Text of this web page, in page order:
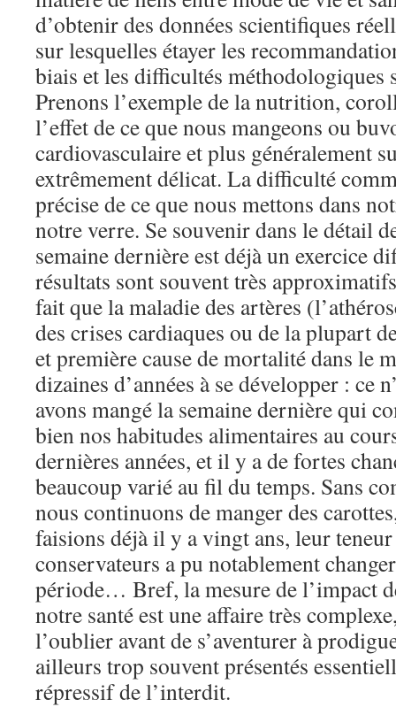
d’obtenir des données scientifiques
sur lesquelles étayer les
biais et les difficultés méthodologiques
Prenons l’exemple de la nutrition,
l’effet de ce que nous mangeons ou
cardiovasculaire et plus généralement
extrêmement délicat. La difficulté
précise de ce que nous mettons dans
notre verre. Se souvenir dans le détail
semaine dernière est déjà un exercice
résultats sont souvent très
fait que la maladie des artères
des crises cardiaques ou de la plupart
et première cause de mortalité dans le
dizaines d’années à se développer : ce
avons mangé la semaine dernière qui
bien nos habitudes alimentaires au
dernières années, et il y a de fortes
beaucoup varié au fil du temps. Sans
nous continuons de manger des
faisions déjà il y a vingt ans, leur
conservateurs a pu notablement
période… Bref, la mesure de l’impact
notre santé est une affaire très
l’oublier avant de s’aventurer à
ailleurs trop souvent présentés
répressif de l’interdit.